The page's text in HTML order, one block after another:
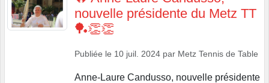
nouvelle présidente du Metz TT
🏓👏👏
Publiée le 10 juil. 2024 par Metz Tennis de Table
Anne-Laure Candusso, nouvelle présidente